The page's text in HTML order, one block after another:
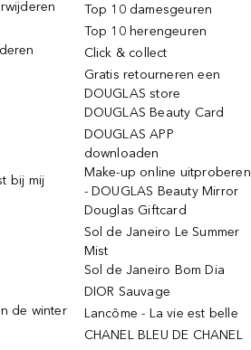
bij mij
de winter
Top 10 damesgeuren
Top 10 herengeuren
Click & collect
Gratis retourneren een
DOUGLAS store
DOUGLAS Beauty Card
DOUGLAS APP
downloaden
Make-up online uitproberen
- DOUGLAS Beauty Mirror
Douglas Giftcard
Sol de Janeiro Le Summer
Mist
Sol de Janeiro Bom Dia
DIOR Sauvage
Lancôme - La vie est belle
CHANEL BLEU DE CHANEL